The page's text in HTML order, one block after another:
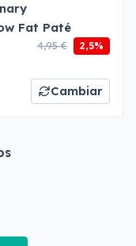
Fat Paté
4,95 € 2,5%
Cambiar